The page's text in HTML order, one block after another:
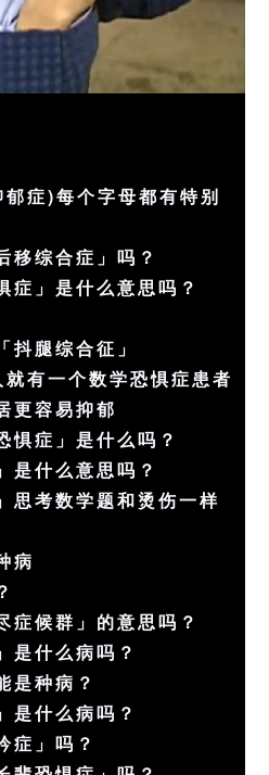
症)每个字母都有特别
移综合症」吗？
症」是什么意思吗？
抖腿综合征」
有一个数学恐惧症患者
更容易抑郁
惧症」是什么吗？
是什么意思吗？
思考数学题和烫伤一样
病
症候群」的意思吗？
是什么病吗？
是种病？
是什么病吗？
症」吗？